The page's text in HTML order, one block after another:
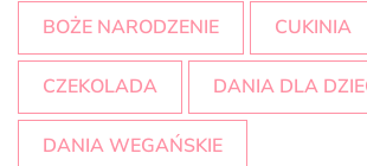
BOŻE NARODZENIE CUKINIA
CZEKOLADA DANIA DLA
DANIA WEGAŃSKIE